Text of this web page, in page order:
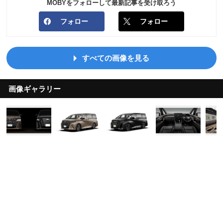
MOBYをフォローして最新記事を受け取ろう
フォロー フォロー
すべての画像を見る
画像ギャラリー